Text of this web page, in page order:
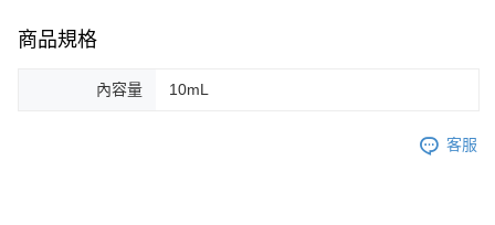
商品規格
內容量 10mL
客服